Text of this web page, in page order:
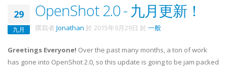
29
九月
OpenShot 2.0 - 九月更新！
撰寫者 Jonathan 於 2015年9月29日 於 一般 .
Greetings Everyone! Over the past many months, a ton of work
has gone into OpenShot 2.0, so this update is going to be jam packed